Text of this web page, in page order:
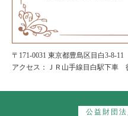
〒171-0031 東京都豊島区目白3-8-11
アクセス：ＪＲ山手線目白駅下車
公益財団